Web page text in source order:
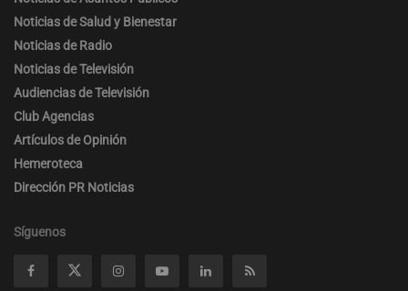
Noticias de Salud y Bienestar
Noticias de Radio
Noticias de Televisión
Audiencias de Televisión
Club Agencias
Artículos de Opinión
Hemeroteca
Dirección PR Noticias
Síguenos